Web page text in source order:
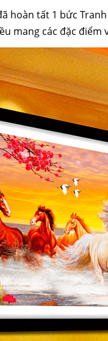
hoàn tất 1 bức
mang các đặc điểm